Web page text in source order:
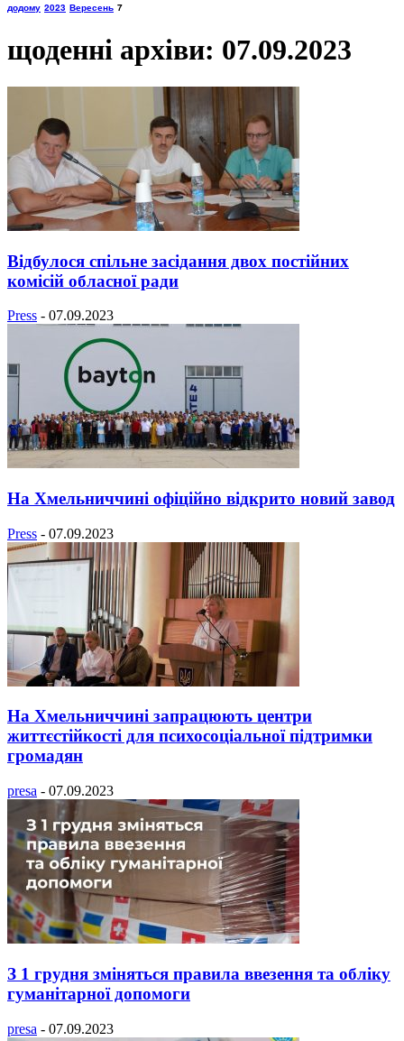
додому 2023 Вересень 7
щоденні архіви: 07.09.2023
Відбулося спільне засідання двох постійних
комісій обласної ради
Press - 07.09.2023
На Хмельниччині офіційно відкрито новий завод
Press - 07.09.2023
На Хмельниччині запрацюють центри
життєстійкості для психосоціальної підтримки
громадян
presa - 07.09.2023
З 1 грудня зміняться правила ввезення та обліку
гуманітарної допомоги
presa - 07.09.2023